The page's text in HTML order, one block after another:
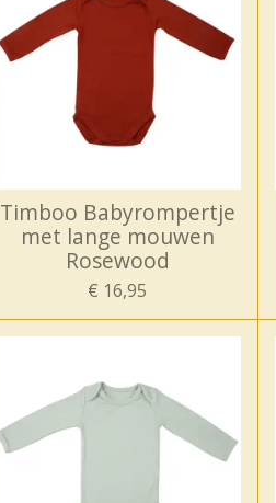
Timboo Babyrompertje
met lange mouwen
Rosewood
€ 16,95